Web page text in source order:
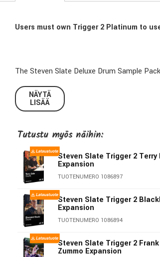
Users must own Trigger 2 Platinum to
The Steven Slate Deluxe Drum Sample
The Deluxe set adds 16 Snares, 14 kicks,
NÄYTÄ
LISÄÄ
Tutustu myös näihin:
Steven Slate Trigger 2 Terry
Expansion
TUOTENUMERO 1086897
Steven Slate Trigger 2
Expansion
TUOTENUMERO 1086894
Steven Slate Trigger 2 Frank
Zummo Expansion